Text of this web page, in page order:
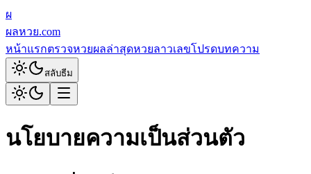
ผ
ผลหวย.com
หน้าแรกตรวจหวยผลล่าสุดหวยลาวเลขโปรดบทความ
สลับธีม
นโยบายความเป็นส่วนตัว